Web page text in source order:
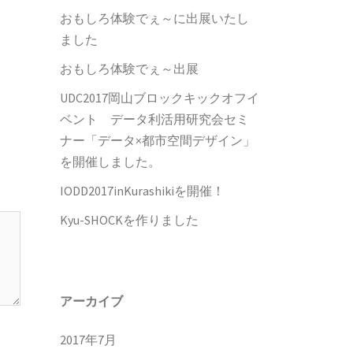
おもしろ体験でぇ～に出展いたし
ました
おもしろ体験でぇ～出展
UDC2017岡山ブロックキックオフイ
ベント データ利活用研究会セミ
ナー「データ×都市空間デザイン」
を開催しました。
IODD2017inKurashikiを開催！
Kyu-SHOCKを作りました
アーカイブ
2017年7月